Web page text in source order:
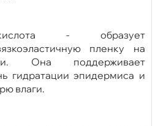
- образует
пленку на
Она поддерживает
гидратации эпидермиса и
влаги.